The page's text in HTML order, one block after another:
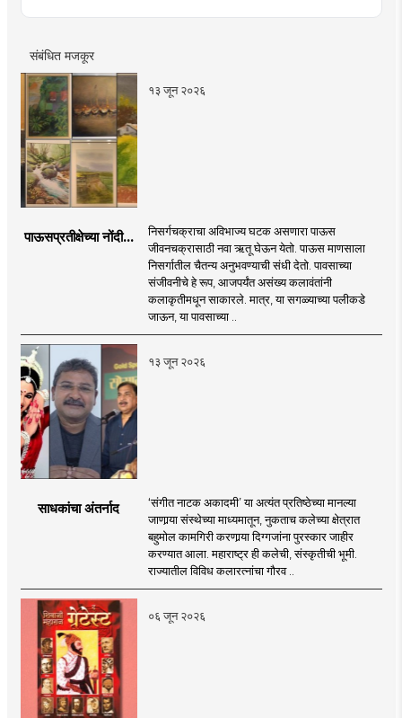
संबंधित मजकूर
१३ जून २०२६
पाऊसप्रतीक्षेच्या नोंदी...
निसर्गचक्राचा अविभाज्य घटक असणारा पाऊस
जीवनचक्रासाठी नवा ऋतू घेऊन येतो. पाऊस माणसाला
निसर्गातील चैतन्य अनुभवण्याची संधी देतो. पावसाच्या
संजीवनीचे हे रूप, आजपर्यंत असंख्य कलावंतांनी
कलाकृतीमधून साकारले. मात्र, या सगळ्याच्या पलीकडे
जाऊन, या पावसाच्या ..
१३ जून २०२६
साधकांचा अंतर्नाद
‘संगीत नाटक अकादमी’ या अत्यंत प्रतिष्ठेच्या मानल्या
जाणार्‍या संस्थेच्या माध्यमातून, नुकताच कलेच्या क्षेत्रात
बहुमोल कामगिरी करणार्‍या दिग्गजांना पुरस्कार जाहीर
करण्यात आला. महाराष्ट्र ही कलेची, संस्कृतीची भूमी.
राज्यातील विविध कलारत्नांचा गौरव ..
०६ जून २०२६